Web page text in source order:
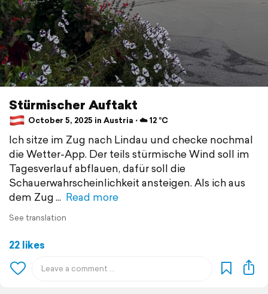
Stürmischer Auftakt
October 5, 2025 in Austria ⋅ ☁️ 12 °C
Ich sitze im Zug nach Lindau und checke nochmal
die Wetter-App. Der teils stürmische Wind soll im
Tagesverlauf abflauen, dafür soll die
Schauerwahrscheinlichkeit ansteigen. Als ich aus
dem Zug
Read more
See translation
22 likes